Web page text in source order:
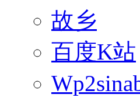
故乡
百度K站